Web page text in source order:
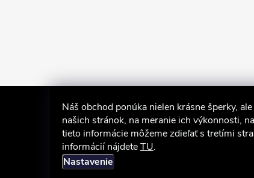
Náš obchod ponúka nielen krásne šperky,
našich stránok, na meranie ich výkonnosti,
tieto informácie môžeme zdieľať s tretími
informácií nájdeteTU.
Nastavenie